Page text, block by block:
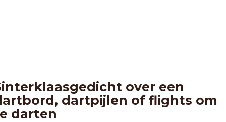
over een
dartpijlen of flights om
darten